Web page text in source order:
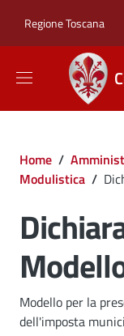
Regione Toscana
Briciole
Home /
Modulistica /
Dettagli
Modello per la
dell'imposta